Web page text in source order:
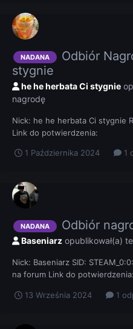
NADANA
Odbiór
stygnie
he he herbata Ci stygnie
nagrodę
Nick: he he herbata Ci stygnie
Link do potwierdzenia:
1 Października 2024 1
NADANA Odbiór
Baseniarz opublikował(a)
Nick: Baseniarz SID:
na forum Link do potwierdzenia:
13 Września 2024 1